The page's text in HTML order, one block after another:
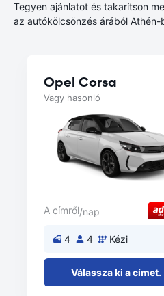
Tegyen ajánlatot és takarítson
az autókölcsönzés árából Athén-
Opel Corsa
Vagy hasonló
A címről/nap
4 4 Kézi
Válassza ki a címet.